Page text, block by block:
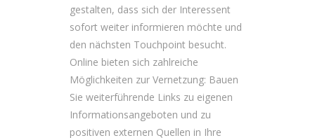
gestalten, dass sich der Interessent
sofort weiter informieren möchte und
den nächsten Touchpoint besucht.
Online bieten sich zahlreiche
Möglichkeiten zur Vernetzung: Bauen
Sie weiterführende Links zu eigenen
Informationsangeboten und zu
positiven externen Quellen in Ihre